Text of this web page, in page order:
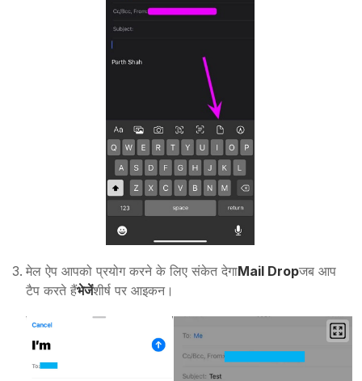
मेल ऐप आपको प्रयोग करने के लिए संकेत देगाMail Dropजब आप
टैप करते हैंभेजेंशीर्ष पर आइकन।